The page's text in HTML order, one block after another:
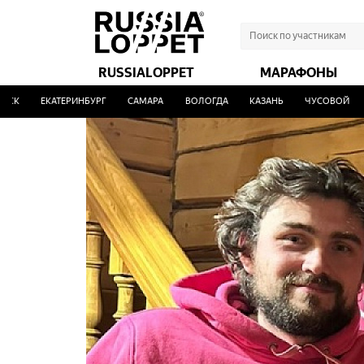
RUSSIALOPPET МАРАФОНЫ
ЕКАТЕРИНБУРГ САМАРА ВОЛОГДА КАЗАНЬ ЧУСОВОЙ УФА